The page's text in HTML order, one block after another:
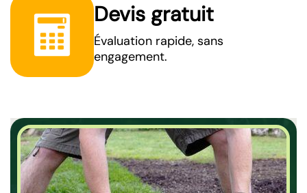
Devis gratuit
Évaluation rapide, sans
engagement.